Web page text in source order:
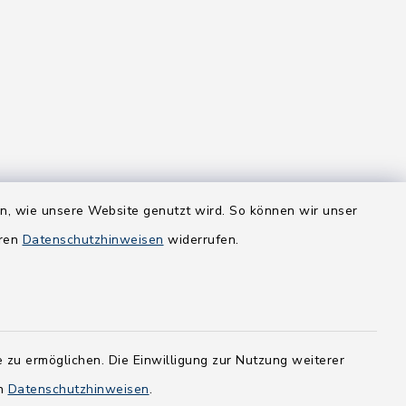
wie unsere Website genutzt wird. So können wir unser
Datenschutzhinweisen widerrufen.
ermöglichen. Die Einwilligung zur Nutzung weiterer
Datenschutzhinweisen.